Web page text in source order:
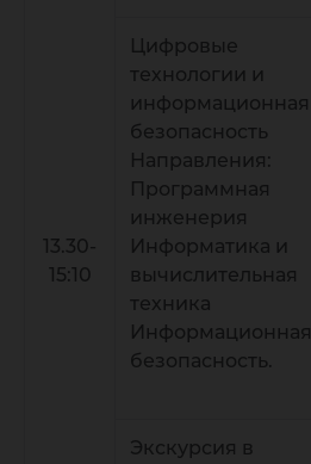
13.30-
15:10
Цифровые
технологии и
информационная
безопасность
Направления:
Программная
инженерия
Информатика и
вычислительная
техника
Информационная
безопасность.
Экскурсия в